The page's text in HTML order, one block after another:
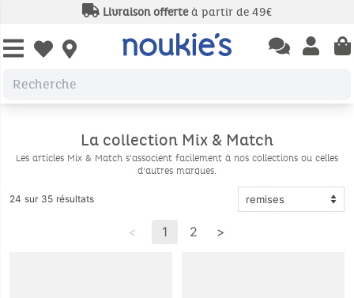
Livraison offerteà partir de 49€
Open wishlist Open
Open
La collection Mix & Match
Les articles Mix & Match s'associent facilement à nos collections ou celles
d'autres marques.
24 sur 35 résultats
< 1 2 >